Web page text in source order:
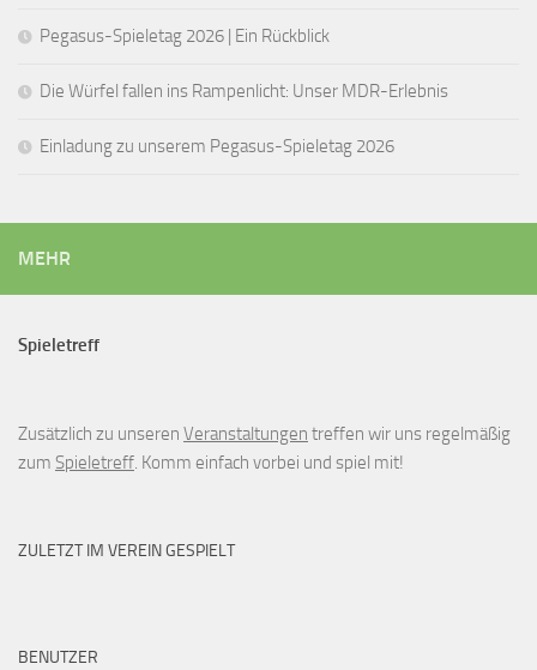
Pegasus-Spieletag 2026 | Ein Rückblick
Die Würfel fallen ins Rampenlicht: Unser MDR-Erlebnis
Einladung zu unserem Pegasus-Spieletag 2026
MEHR
Spieletreff
Zusätzlich zu unseren Veranstaltungen treffen wir uns regelmäßig
zum Spieletreff. Komm einfach vorbei und spiel mit!
ZULETZT IM VEREIN GESPIELT
BENUTZER